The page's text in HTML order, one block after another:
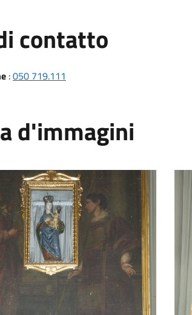
contatto
:050 719.111
d'immagini
dal pittore pisano Ferdinando Rondoni nel